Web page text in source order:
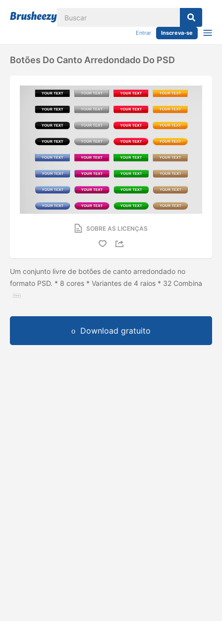
Entrar Inscreva-se
Botões Do Canto Arredondado Do PSD
SOBRE AS LICENÇAS
Um conjunto livre de botões de canto arredondado no
formato PSD. * 8 cores * Variantes de 4 raios * 32 Combina
Download gratuito